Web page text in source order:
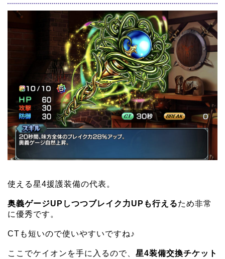
使える星4援護装備の代表。
奥義ゲージUPしつつブレイク力UPも行えるため非常
に優秀です。
CTも短いので使いやすいですね♪
ここでケイオンを手に入るので、 星4装備交換チケット